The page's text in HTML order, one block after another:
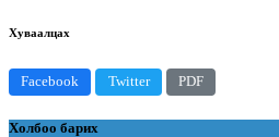
Хуваалцах
Facebook Twitter PDF
Холбоо барих